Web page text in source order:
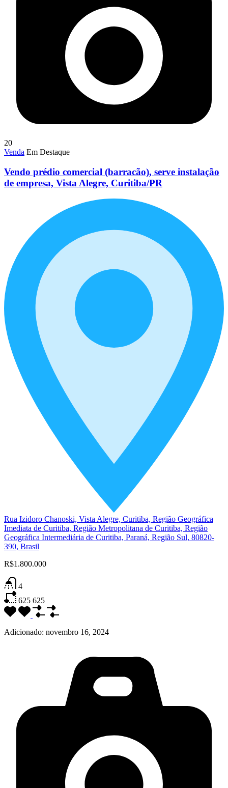
20
Venda Em Destaque
Vendo prédio comercial (barracão), serve instalação
de empresa, Vista Alegre, Curitiba/PR
Rua Izidoro Chanoski, Vista Alegre, Curitiba, Região Geográfica
Imediata de Curitiba, Região Metropolitana de Curitiba, Região
Geográfica Intermediária de Curitiba, Paraná, Região Sul, 80820-
390, Brasil
R$1.800.000
4
625 625
Adicionado: novembro 16, 2024